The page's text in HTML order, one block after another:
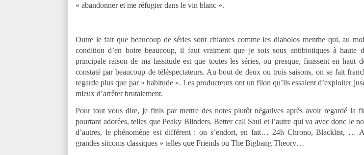
« abandonner et me réfugier dans le vin blanc ».
Outre le fait que beaucoup de séries sont chiantes comme les diabolos menthe qui, au
condition d’en boire beaucoup, il faut vraiment que je sois sous antibiotiques à haute
principale raison de ma lassitude est que toutes les séries, ou presque, finissent en haut
constaté par beaucoup de téléspectateurs. Au bout de deux ou trois saisons, on se fait
regarde plus que par « habitude ». Les producteurs ont un filon qu’ils essaient d’exploiter
mieux d’arrêter brutalement.
Pour tout vous dire, je finis par mettre des notes plutôt négatives après avoir regardé la
pourtant adorées, telles que Peaky Blinders, Better call Saul et l’autre qui va avec donc le
d’autres, le phénomène est différent : on s’endort, en fait… 24h Chrono, Blacklist, …
grandes sitcoms classiques » telles que Friends ou The Bigbang Theory…